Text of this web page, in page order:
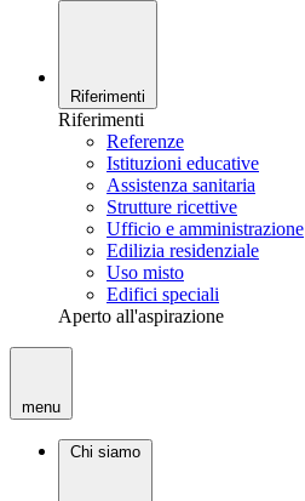
Riferimenti
Riferimenti
Referenze
Istituzioni educative
Assistenza sanitaria
Strutture ricettive
Ufficio e amministrazione
Edilizia residenziale
Uso misto
Edifici speciali
Aperto all'aspirazione
menu
Chi siamo